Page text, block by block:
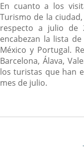
En cuanto a los
Turismo de la
respecto a julio de
encabezan la lista
México y Portugal.
Barcelona, Álava,
los turistas que han
mes de julio.